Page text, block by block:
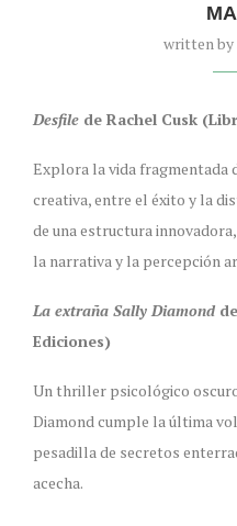
written by
Desfile de Rachel Cusk
Explora la vida fragmentada
creativa, entre el éxito y la
de una estructura
la narrativa y la percepción
La extraña Sally Diamond
Ediciones)
Un thriller psicológico
Diamond cumple la última
pesadilla de secretos
acecha.